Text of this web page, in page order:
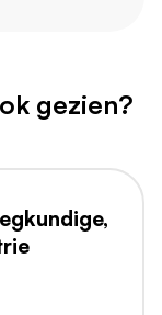
gezien?